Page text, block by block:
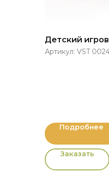
Детский
Артикул: VST
Подробнее
Заказать